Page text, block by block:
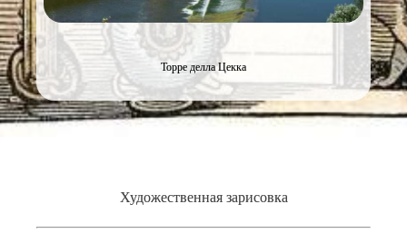
Торре делла Цекка
Художественная зарисовка